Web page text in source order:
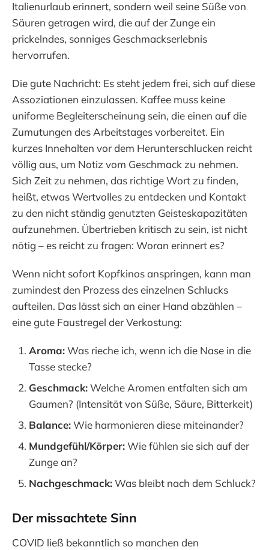
Italienurlaub erinnert, sondern weil seine Süße von
Säuren getragen wird, die auf der Zunge ein
prickelndes, sonniges Geschmackserlebnis
hervorrufen.
Die gute Nachricht: Es steht jedem frei, sich auf diese
Assoziationen einzulassen. Kaffee muss keine
uniforme Begleiterscheinung sein, die einen auf die
Zumutungen des Arbeitstages vorbereitet. Ein
kurzes Innehalten vor dem Herunterschlucken reicht
völlig aus, um Notiz vom Geschmack zu nehmen.
Sich Zeit zu nehmen, das richtige Wort zu finden,
heißt, etwas Wertvolles zu entdecken und Kontakt
zu den nicht ständig genutzten Geisteskapazitäten
aufzunehmen. Übertrieben kritisch zu sein, ist nicht
nötig – es reicht zu fragen: Woran erinnert es?
Wenn nicht sofort Kopfkinos anspringen, kann man
zumindest den Prozess des einzelnen Schlucks
aufteilen. Das lässt sich an einer Hand abzählen –
eine gute Faustregel der Verkostung:
Aroma:Was rieche ich, wenn ich die Nase in die
Tasse stecke?
Geschmack:Welche Aromen entfalten sich am
Gaumen? (Intensität von Süße, Säure, Bitterkeit)
Balance:Wie harmonieren diese miteinander?
Mundgefühl/Körper:Wie fühlen sie sich auf der
Zunge an?
Nachgeschmack:Was bleibt nach dem Schluck?
Der missachtete Sinn
COVID ließ bekanntlich so manchen den